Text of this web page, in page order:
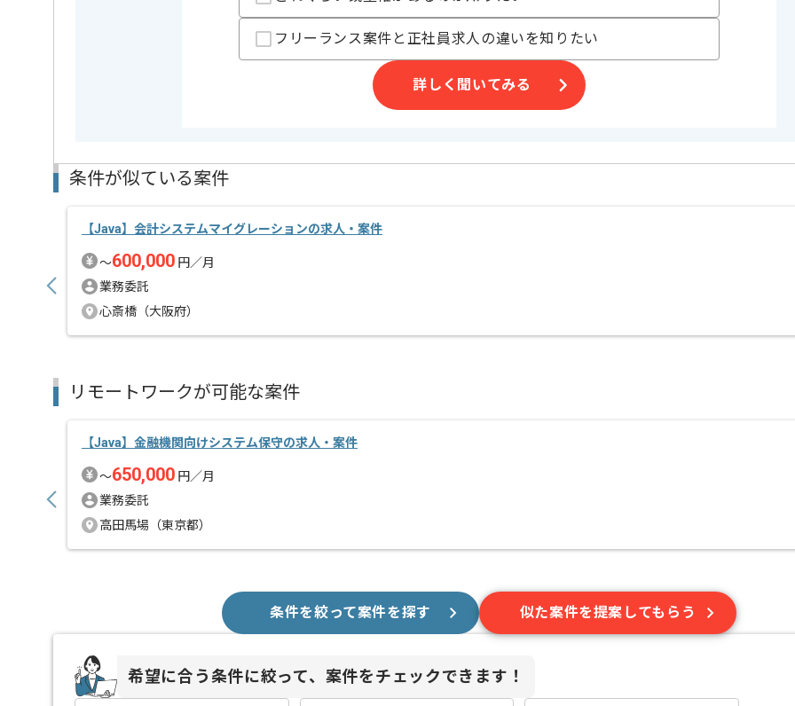
精算基準時間
150時間〜180時間
支払いサイト
15日
フリーランス案件と正社員求人の違いを知りたい
詳しく聞いてみる
条件が似ている案件
【Java】会計システムマイグレーションの求人・案件
〜600,000 円／月
業務委託
心斎橋（大阪府）
リモートワークが可能な案件
【Java】金融機関向けシステム保守の求人・案件
〜650,000 円／月
業務委託
高田馬場（東京都）
条件を絞って案件を探す 似た案件を提案してもらう
希望に合う条件に絞って、案件をチェックできます！